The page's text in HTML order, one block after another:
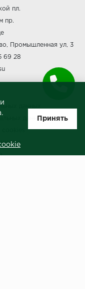
пл.
пр.
Промышленная ул, 3
69 28
данных
данныхПринять